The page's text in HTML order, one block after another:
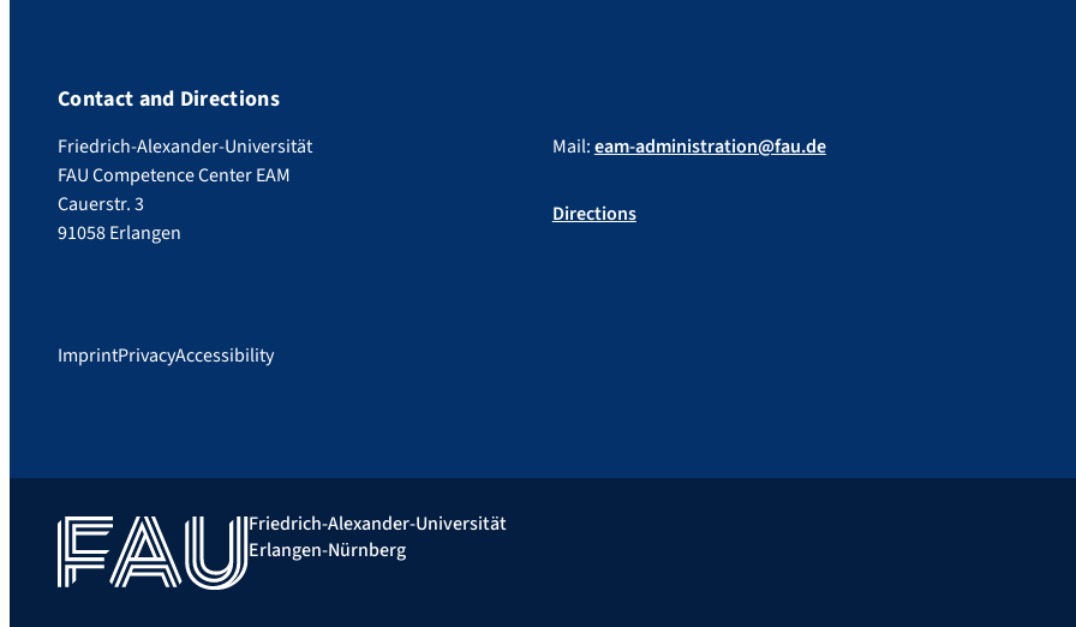
Contact and Directions
Friedrich-Alexander-Universität
FAU Competence Center EAM
Cauerstr. 3
91058 Erlangen
Mail:eam-administration@fau.de
Directions
ImprintPrivacyAccessibility
Friedrich-Alexander-Universität
Erlangen-Nürnberg